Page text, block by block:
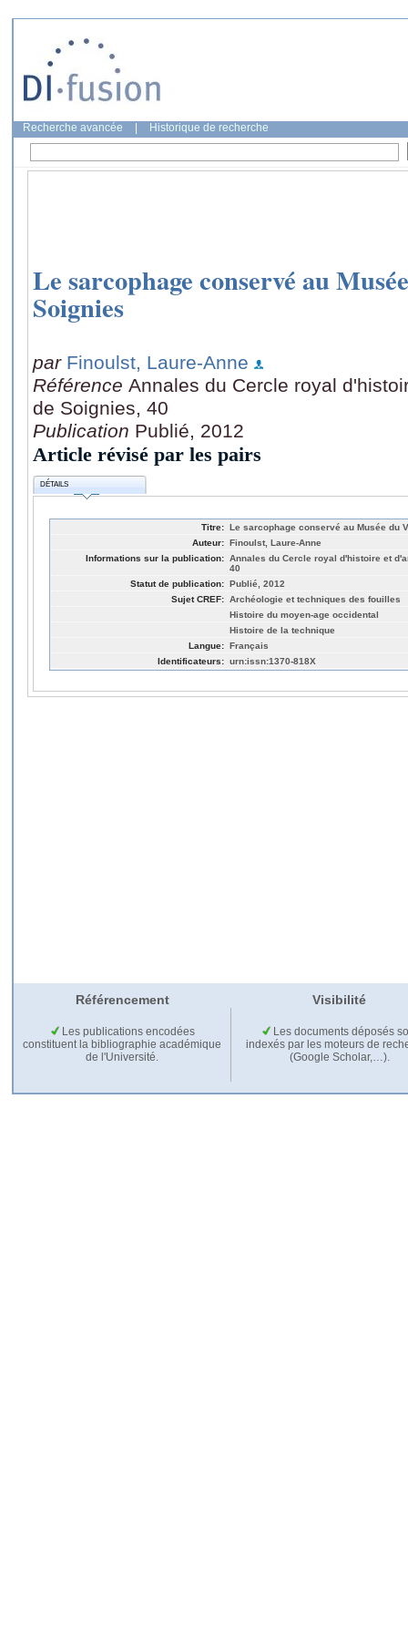
Recherche avancée Historique de recherche
Le sarcophage conservé au
Soignies
par Finoulst, Laure-Anne
Référence Annales du Cercle royal
de Soignies, 40
Publication Publié, 2012
Article révisé par les pairs
DÉTAILS
Titre: Le sarcophage conservé au Musée du
Auteur: Finoulst, Laure-Anne
Informations sur la publication: Annales du Cercle royal d'histoire et
40
Statut de publication: Publié, 2012
Sujet CREF: Archéologie et techniques des fouilles
Histoire du moyen-age occidental
Histoire de la technique
Langue: Français
Identificateurs: urn:issn:1370-818X
Référencement Visibilité
Les publications encodées
constituent la bibliographie académique
de l'Université.
Les documents déposés
indexés par les moteurs de
(Google Scholar,…).